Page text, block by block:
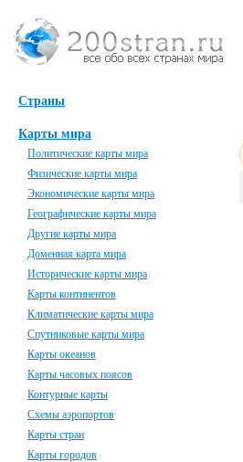
Страны
Карты мира
Политические карты мира
Физические карты мира
Экономические карты мира
Географические карты мира
Другие карты мира
Доменная карта мира
Исторические карты мира
Карты континентов
Климатические карты мира
Спутниковые карты мира
Карты океанов
Карты часовых поясов
Контурные карты
Схемы аэропортов
Карты стран
Карты городов